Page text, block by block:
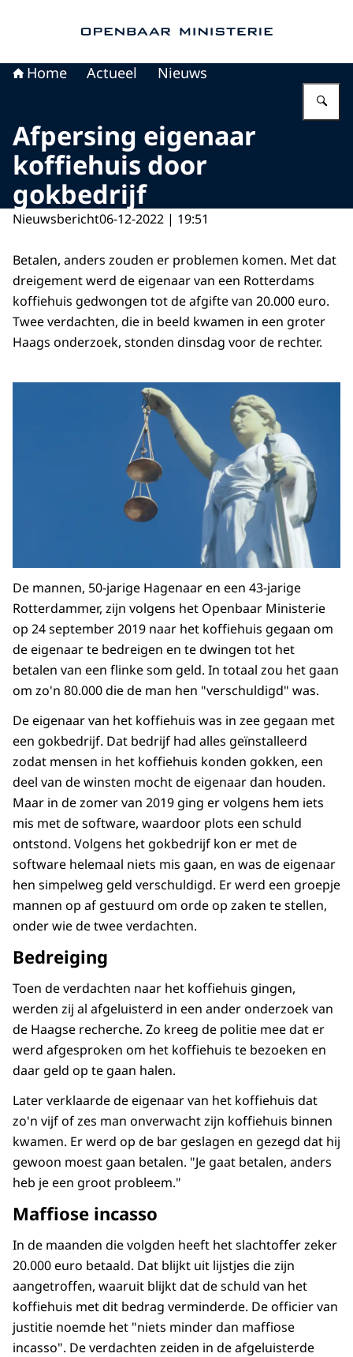
Home Actueel Nieuws
Afpersing eigenaar
koffiehuis door
gokbedrijf
Nieuwsbericht06-12-2022 | 19:51
Betalen, anders zouden er problemen komen. Met dat
dreigement werd de eigenaar van een Rotterdams
koffiehuis gedwongen tot de afgifte van 20.000 euro.
Twee verdachten, die in beeld kwamen in een groter
Haags onderzoek, stonden dinsdag voor de rechter.
De mannen, 50-jarige Hagenaar en een 43-jarige
Rotterdammer, zijn volgens het Openbaar Ministerie
op 24 september 2019 naar het koffiehuis gegaan om
de eigenaar te bedreigen en te dwingen tot het
betalen van een flinke som geld. In totaal zou het gaan
om zo'n 80.000 die de man hen "verschuldigd" was.
De eigenaar van het koffiehuis was in zee gegaan met
een gokbedrijf. Dat bedrijf had alles geïnstalleerd
zodat mensen in het koffiehuis konden gokken, een
deel van de winsten mocht de eigenaar dan houden.
Maar in de zomer van 2019 ging er volgens hem iets
mis met de software, waardoor plots een schuld
ontstond. Volgens het gokbedrijf kon er met de
software helemaal niets mis gaan, en was de eigenaar
hen simpelweg geld verschuldigd. Er werd een groepje
mannen op af gestuurd om orde op zaken te stellen,
onder wie de twee verdachten.
Bedreiging
Toen de verdachten naar het koffiehuis gingen,
werden zij al afgeluisterd in een ander onderzoek van
de Haagse recherche. Zo kreeg de politie mee dat er
werd afgesproken om het koffiehuis te bezoeken en
daar geld op te gaan halen.
Later verklaarde de eigenaar van het koffiehuis dat
zo'n vijf of zes man onverwacht zijn koffiehuis binnen
kwamen. Er werd op de bar geslagen en gezegd dat hij
gewoon moest gaan betalen. "Je gaat betalen, anders
heb je een groot probleem."
Maffiose incasso
In de maanden die volgden heeft het slachtoffer zeker
20.000 euro betaald. Dat blijkt uit lijstjes die zijn
aangetroffen, waaruit blijkt dat de schuld van het
koffiehuis met dit bedrag verminderde. De officier van
justitie noemde het "niets minder dan maffiose
incasso". De verdachten zeiden in de afgeluisterde